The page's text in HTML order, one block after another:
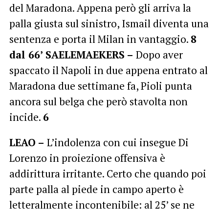
del Maradona. Appena però gli arriva la
palla giusta sul sinistro, Ismail diventa una
sentenza e porta il Milan in vantaggio. 8
dal 66’ SAELEMAEKERS – Dopo aver
spaccato il Napoli in due appena entrato al
Maradona due settimane fa, Pioli punta
ancora sul belga che però stavolta non
incide. 6
LEAO – L’indolenza con cui insegue Di
Lorenzo in proiezione offensiva è
addirittura irritante. Certo che quando poi
parte palla al piede in campo aperto è
letteralmente incontenibile: al 25’ se ne